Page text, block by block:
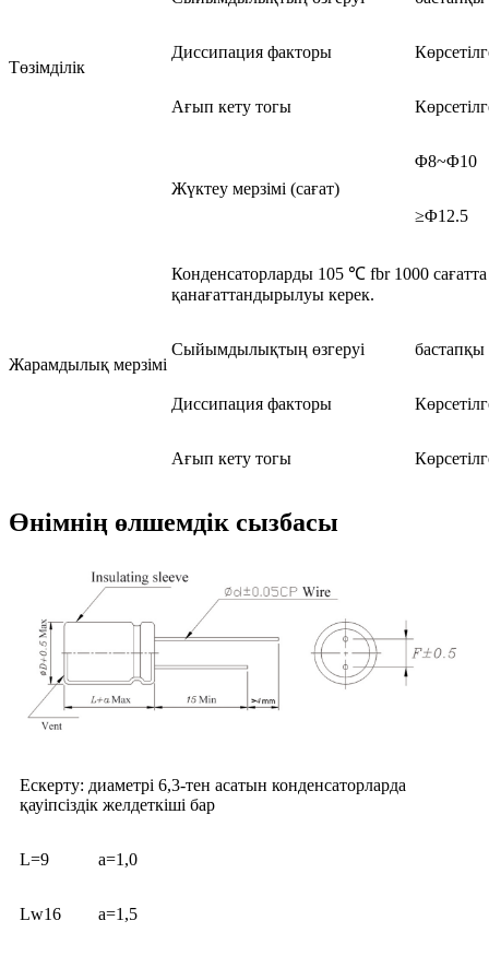
Төзімділік
Диссипация факторы
Ағып кету тогы
Жүктеу мерзімі (сағат)
Φ8~Φ10
≥Φ12.5
Жарамдылық мерзімі
Конденсаторларды 105 ℃ fbr 1000 сағатта
қанағаттандырылуы керек.
Сыйымдылықтың өзгеруі
Диссипация факторы
Ағып кету тогы
Өнімнің өлшемдік сызбасы
Ескерту: диаметрі 6,3-тен асатын конденсаторларда
қауіпсіздік желдеткіші бар
L=9 a=1,0
Lw16 a=1,5